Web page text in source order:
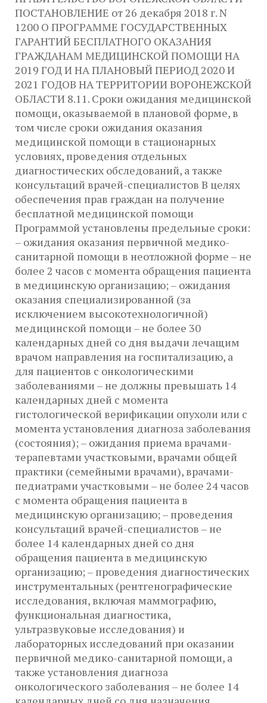
ПОСТАНОВЛЕНИЕ от 26 декабря 2018 г. N
1200 О ПРОГРАММЕ ГОСУДАРСТВЕННЫХ
ГАРАНТИЙ БЕСПЛАТНОГО ОКАЗАНИЯ
ГРАЖДАНАМ МЕДИЦИНСКОЙ ПОМОЩИ НА
2019 ГОД И НА ПЛАНОВЫЙ ПЕРИОД 2020 И
2021 ГОДОВ НА ТЕРРИТОРИИ ВОРОНЕЖСКОЙ
ОБЛАСТИ 8.11. Сроки ожидания медицинской
помощи, оказываемой в плановой форме, в
том числе сроки ожидания оказания
медицинской помощи в стационарных
условиях, проведения отдельных
диагностических обследований, а также
консультаций врачей-специалистов В целях
обеспечения прав граждан на получение
бесплатной медицинской помощи
Программой установлены предельные сроки:
– ожидания оказания первичной медико-
санитарной помощи в неотложной форме – не
более 2 часов с момента обращения пациента
в медицинскую организацию; – ожидания
оказания специализированной (за
исключением высокотехнологичной)
медицинской помощи – не более 30
календарных дней со дня выдачи лечащим
врачом направления на госпитализацию, а
для пациентов с онкологическими
заболеваниями – не должны превышать 14
календарных дней с момента
гистологической верификации опухоли или с
момента установления диагноза заболевания
(состояния); – ожидания приема врачами-
терапевтами участковыми, врачами общей
практики (семейными врачами), врачами-
педиатрами участковыми – не более 24 часов
с момента обращения пациента в
медицинскую организацию; – проведения
консультаций врачей-специалистов – не
более 14 календарных дней со дня
обращения пациента в медицинскую
организацию; – проведения диагностических
инструментальных (рентгенографические
исследования, включая маммографию,
функциональная диагностика,
ультразвуковые исследования) и
лабораторных исследований при оказании
первичной медико-санитарной помощи, а
также установления диагноза
онкологического заболевания – не более 14